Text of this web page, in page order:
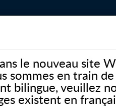
le nouveau site
sommes en train
bilingue, veuillez
existent en
pour devenir médecins